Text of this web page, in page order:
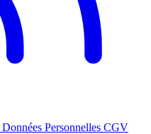
Données Personnelles CGV